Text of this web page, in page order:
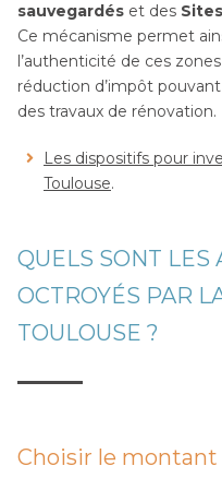
sauvegardés et des
Ce mécanisme permet
l’authenticité de ces
réduction d’impôt
des travaux de rénovation.
Les dispositifs pour
Toulouse.
QUELS SONT LES
OCTROYÉS PAR
TOULOUSE ?
Choisir le montant